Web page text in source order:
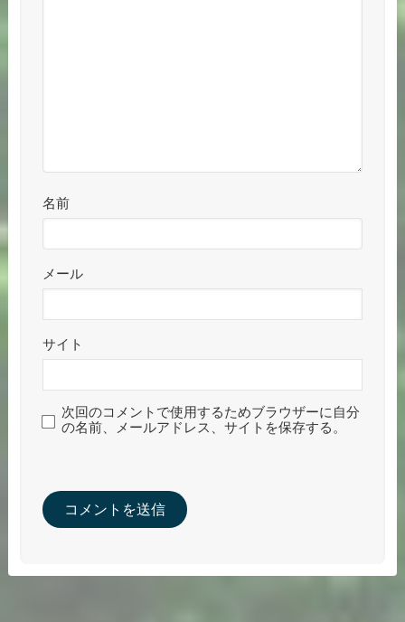
名前
メール
サイト
次回のコメントで使用するためブラウザーに自分
の名前、メールアドレス、サイトを保存する。